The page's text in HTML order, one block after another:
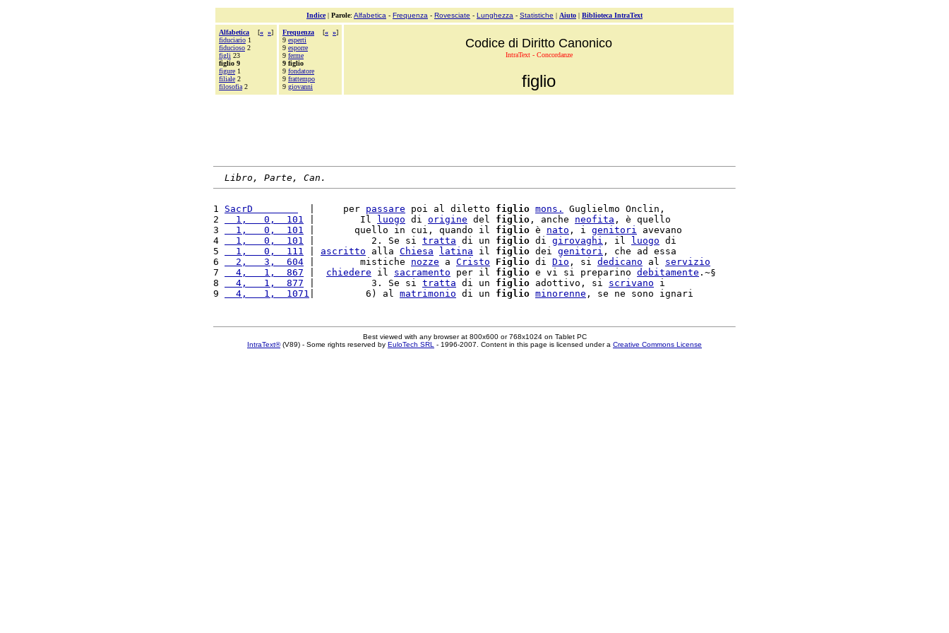
Indice| Parole: Alfabetica - Frequenza - Rovesciate - Lunghezza - Statistiche | Aiuto | Biblioteca IntraText
Alfabetica [« »]
fiduciario 1
fiducioso 2
figli 23
figlio 9
figure 1
filiale 2
filosofia 2
Frequenza [« »]
9 esperti
9 esporre
9 ferme
9 figlio
9 fondatore
9 frattempo
9 giovanni
Codice di Diritto Canonico
IntraText - Concordanze
figlio
Libro, Parte, Can.
1 SacrD
  |     per
passare poi al diletto figlio mons.
Guglielmo Onclin,
2
  1,   0,  101
|        Il luogo di origine del figlio , anche neofita , è quello
3
  1,   0,  101
|       quello in cui, quando il figlio è nato , i genitori avevano
4
  1,   0,  101
|          2. Se si tratta di un figlio di girovaghi , il luogo di
5
  1,   0,  111
ascritto alla Chiesa latina il figlio dei genitori , che ad essa
6
  2,   3,  604
|        mistiche nozze a Cristo Figlio di Dio , si dedicano al servizio
7
  4,   1,  867
chiedere il sacramento per il figlio e vi si preparino debitamente .~§
8
  4,   1,  877
|          3. Se si tratta di un figlio adottivo, si scrivano i
9
  4,   1,  1071
|         6) al matrimonio di un figlio minorenne
Best viewed with any browser at 800x600 or 768x1024 on Tablet PC
IntraText®(V89) - Some rights reserved by EuloTech SRL - 1996-2007. Content in this page is licensed under a Creative Commons License